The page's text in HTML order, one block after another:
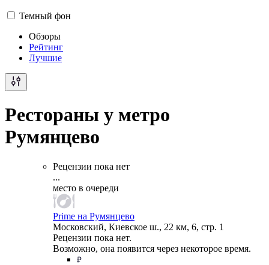
Темный фон
Обзоры
Рейтинг
Лучшие
Рестораны у метро
Румянцево
Рецензии пока нет
...
место в очереди
Prime на Румянцево
Московский, Киевское ш., 22 км, 6, стр. 1
Рецензии пока нет.
Возможно, она появится через некоторое время.